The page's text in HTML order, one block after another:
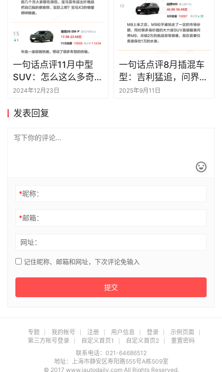
一句话点评11月中型
SUV：怎么这么多奇
瑞？
2024年12月23日
一句话点评8月插混车
型：吉利猛追，问界逆
袭
2025年9月11日
发表回复
*昵称：
*邮箱：
网址：
记住昵称、邮箱和网址，下次评论免输入
提交
专题 我的帐号 注册 用户信息 登录
示例页面
第三方帐号登录
自定义首页1 自定义首页2
重置密码
联系电话：021-64686512
地址：上海市静安区寿阳路555号A栋509室
© 2017 www.iautodaily.com All Rights Reserved.